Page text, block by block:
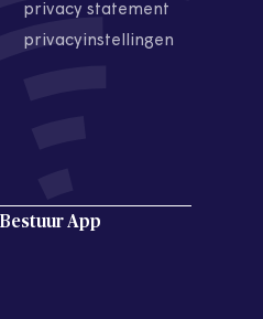
privacy statement
privacyinstellingen
App